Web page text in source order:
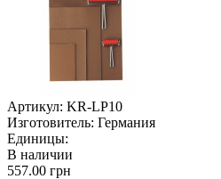
Артикул: KR-LP10
Изготовитель: Германия
Единицы:
В наличии
557.00 грн